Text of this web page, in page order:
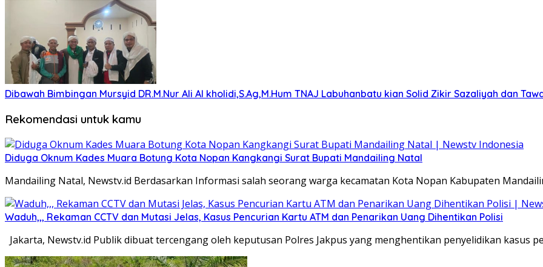
Dibawah Bimbingan Mursyid DR.M.Nur Ali Al kholidi,S.Ag,M.Hum TNAJ Labuhanbatu kian Solid Zikir Sazaliyah dan
Rekomendasi untuk kamu
Diduga Oknum Kades Muara Botung Kota Nopan Kangkangi Surat Bupati Mandailing Natal
Mandailing Natal, Newstv.id Berdasarkan Informasi salah seorang warga kecamatan Kota Nopan Kabupaten
Waduh,,, Rekaman CCTV dan Mutasi Jelas, Kasus Pencurian Kartu ATM dan Penarikan Uang Dihentikan Polisi
Jakarta, Newstv.id Publik dibuat tercengang oleh keputusan Polres Jakpus yang menghentikan penyelidikan kasus